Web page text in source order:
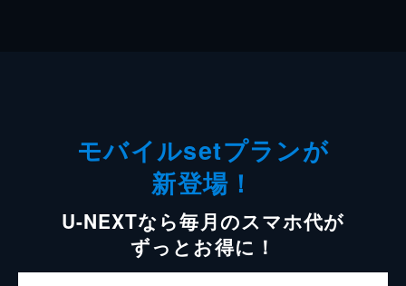
モバイルsetプランが
新登場！
U-NEXTなら毎月のスマホ代が
ずっとお得に！